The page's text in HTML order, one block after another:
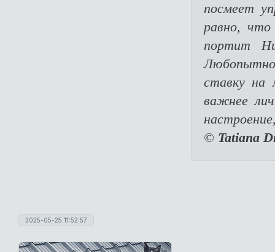
посмеет
равно,
портит
ставку на
важнее
© Tatiana
2025-05-25 11:52:57